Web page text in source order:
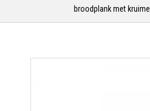
broodplank met